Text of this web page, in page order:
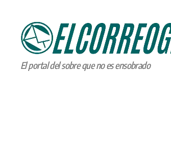
ELCORREOGRÁFICO
El portal del sobre que no es ensobrado